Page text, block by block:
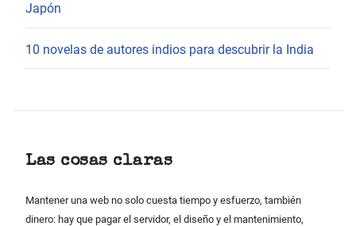
Japón
10 novelas de autores indios para descubrir la India
Las cosas claras
Mantener una web no solo cuesta tiempo y esfuerzo, también
dinero: hay que pagar el servidor, el diseño y el mantenimiento,